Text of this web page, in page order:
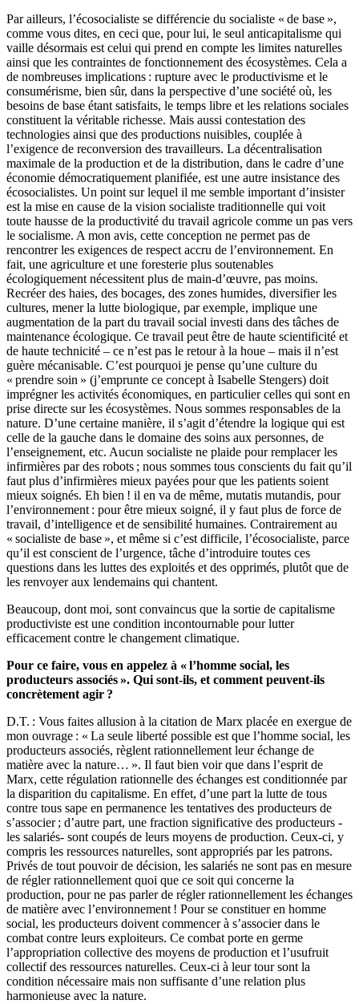
Par ailleurs, l’écosocialiste se différencie du socialiste « de base »,
comme vous dites, en ceci que, pour lui, le seul anticapitalisme qui
vaille désormais est celui qui prend en compte les limites naturelles
ainsi que les contraintes de fonctionnement des écosystèmes. Cela a
de nombreuses implications : rupture avec le productivisme et le
consumérisme, bien sûr, dans la perspective d’une société où, les
besoins de base étant satisfaits, le temps libre et les relations sociales
constituent la véritable richesse. Mais aussi contestation des
technologies ainsi que des productions nuisibles, couplée à
l’exigence de reconversion des travailleurs. La décentralisation
maximale de la production et de la distribution, dans le cadre d’une
économie démocratiquement planifiée, est une autre insistance des
écosocialistes. Un point sur lequel il me semble important d’insister
est la mise en cause de la vision socialiste traditionnelle qui voit
toute hausse de la productivité du travail agricole comme un pas vers
le socialisme. A mon avis, cette conception ne permet pas de
rencontrer les exigences de respect accru de l’environnement. En
fait, une agriculture et une foresterie plus soutenables
écologiquement nécessitent plus de main-d’œuvre, pas moins.
Recréer des haies, des bocages, des zones humides, diversifier les
cultures, mener la lutte biologique, par exemple, implique une
augmentation de la part du travail social investi dans des tâches de
maintenance écologique. Ce travail peut être de haute scientificité et
de haute technicité – ce n’est pas le retour à la houe – mais il n’est
guère mécanisable. C’est pourquoi je pense qu’une culture du
« prendre soin » (j’emprunte ce concept à Isabelle Stengers) doit
imprégner les activités économiques, en particulier celles qui sont en
prise directe sur les écosystèmes. Nous sommes responsables de la
nature. D’une certaine manière, il s’agit d’étendre la logique qui est
celle de la gauche dans le domaine des soins aux personnes, de
l’enseignement, etc. Aucun socialiste ne plaide pour remplacer les
infirmières par des robots ; nous sommes tous conscients du fait qu’il
faut plus d’infirmières mieux payées pour que les patients soient
mieux soignés. Eh bien ! il en va de même, mutatis mutandis, pour
l’environnement : pour être mieux soigné, il y faut plus de force de
travail, d’intelligence et de sensibilité humaines. Contrairement au
« socialiste de base », et même si c’est difficile, l’écosocialiste, parce
qu’il est conscient de l’urgence, tâche d’introduire toutes ces
questions dans les luttes des exploités et des opprimés, plutôt que de
les renvoyer aux lendemains qui chantent.
Beaucoup, dont moi, sont convaincus que la sortie de capitalisme
productiviste est une condition incontournable pour lutter
efficacement contre le changement climatique.
Pour ce faire, vous en appelez à « l’homme social, les
producteurs associés ». Qui sont-ils, et comment peuvent-ils
concrètement agir ?
D.T. : Vous faites allusion à la citation de Marx placée en exergue de
mon ouvrage : « La seule liberté possible est que l’homme social, les
producteurs associés, règlent rationnellement leur échange de
matière avec la nature… ». Il faut bien voir que dans l’esprit de
Marx, cette régulation rationnelle des échanges est conditionnée par
la disparition du capitalisme. En effet, d’une part la lutte de tous
contre tous sape en permanence les tentatives des producteurs de
s’associer ; d’autre part, une fraction significative des producteurs -
les salariés- sont coupés de leurs moyens de production. Ceux-ci, y
compris les ressources naturelles, sont appropriés par les patrons.
Privés de tout pouvoir de décision, les salariés ne sont pas en mesure
de régler rationnellement quoi que ce soit qui concerne la
production, pour ne pas parler de régler rationnellement les échanges
de matière avec l’environnement ! Pour se constituer en homme
social, les producteurs doivent commencer à s’associer dans le
combat contre leurs exploiteurs. Ce combat porte en germe
l’appropriation collective des moyens de production et l’usufruit
collectif des ressources naturelles. Ceux-ci à leur tour sont la
condition nécessaire mais non suffisante d’une relation plus
harmonieuse avec la nature.